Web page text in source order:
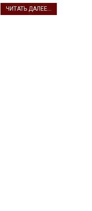
ЧИТАТЬ ДАЛЕЕ...